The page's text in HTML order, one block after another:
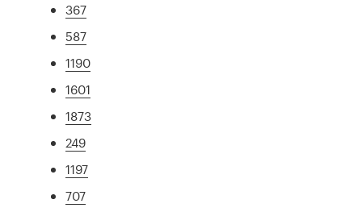
367
587
1190
1601
1873
249
1197
707